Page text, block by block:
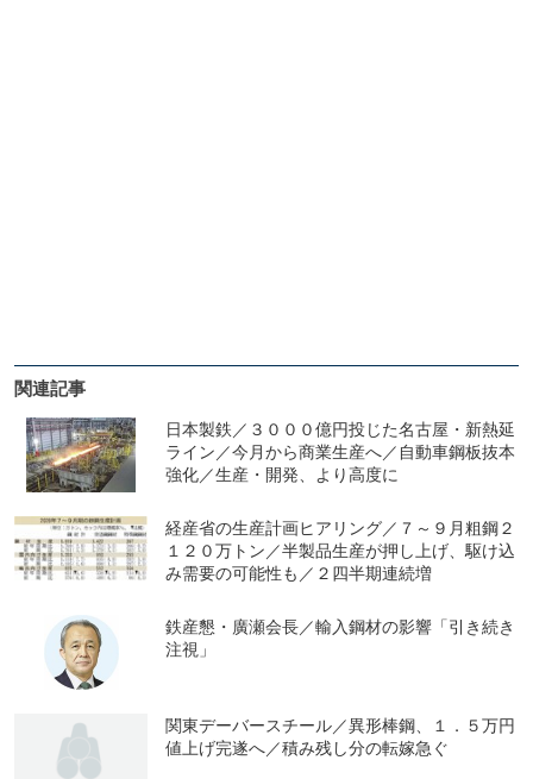
関連記事
日本製鉄／３０００億円投じた名古屋・新熱延
ライン／今月から商業生産へ／自動車鋼板抜本
強化／生産・開発、より高度に
経産省の生産計画ヒアリング／７～９月粗鋼２
１２０万トン／半製品生産が押し上げ、駆け込
み需要の可能性も／２四半期連続増
鉄産懇・廣瀬会長／輸入鋼材の影響「引き続き
注視」
関東デーバースチール／異形棒鋼、１．５万円
値上げ完遂へ／積み残し分の転嫁急ぐ